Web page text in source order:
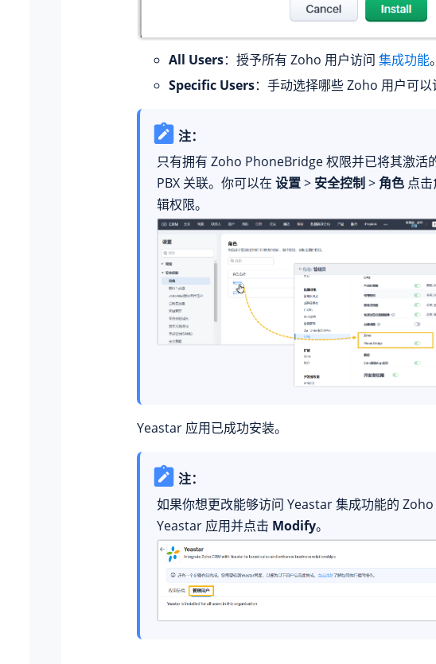
All Users：授予所有 Zoho 用户访问 集成功能
Specific Users：手动选择哪些 Zoho 用户可
注：
只有拥有 Zoho PhoneBridge 权限并已将其激活
PBX 关联。你可以在 设置> 安全控制 > 角色点击
辑权限。
Yeastar 应用已成功安装。
注：
如果你想更改能够访问 Yeastar 集成功能的
Yeastar 应用并点击 Modify。